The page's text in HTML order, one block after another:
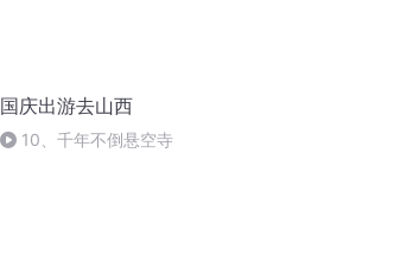
国庆出游去山西
10、千年不倒悬空寺